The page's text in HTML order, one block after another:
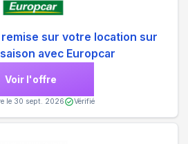
sur votre location sur
avec Europcar
Voir l'offre
le 30 sept. 2026 Vérifié